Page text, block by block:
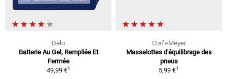
Delo
Batterie Au Gel, Rempliée Et
Fermée
49,99 €1
Craft-Meyer
Masselottes d'équilibrage des
pneus
5,99 €1